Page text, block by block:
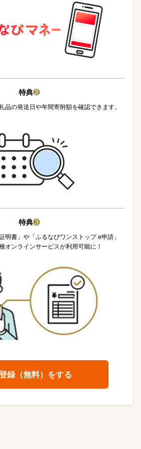
特典❷
品の発送日や年間寄附額を確認できます。
特典❸
明書」や「ふるなびワンストップ e申請」
オンラインサービスが利用可能に！
録（無料）をする